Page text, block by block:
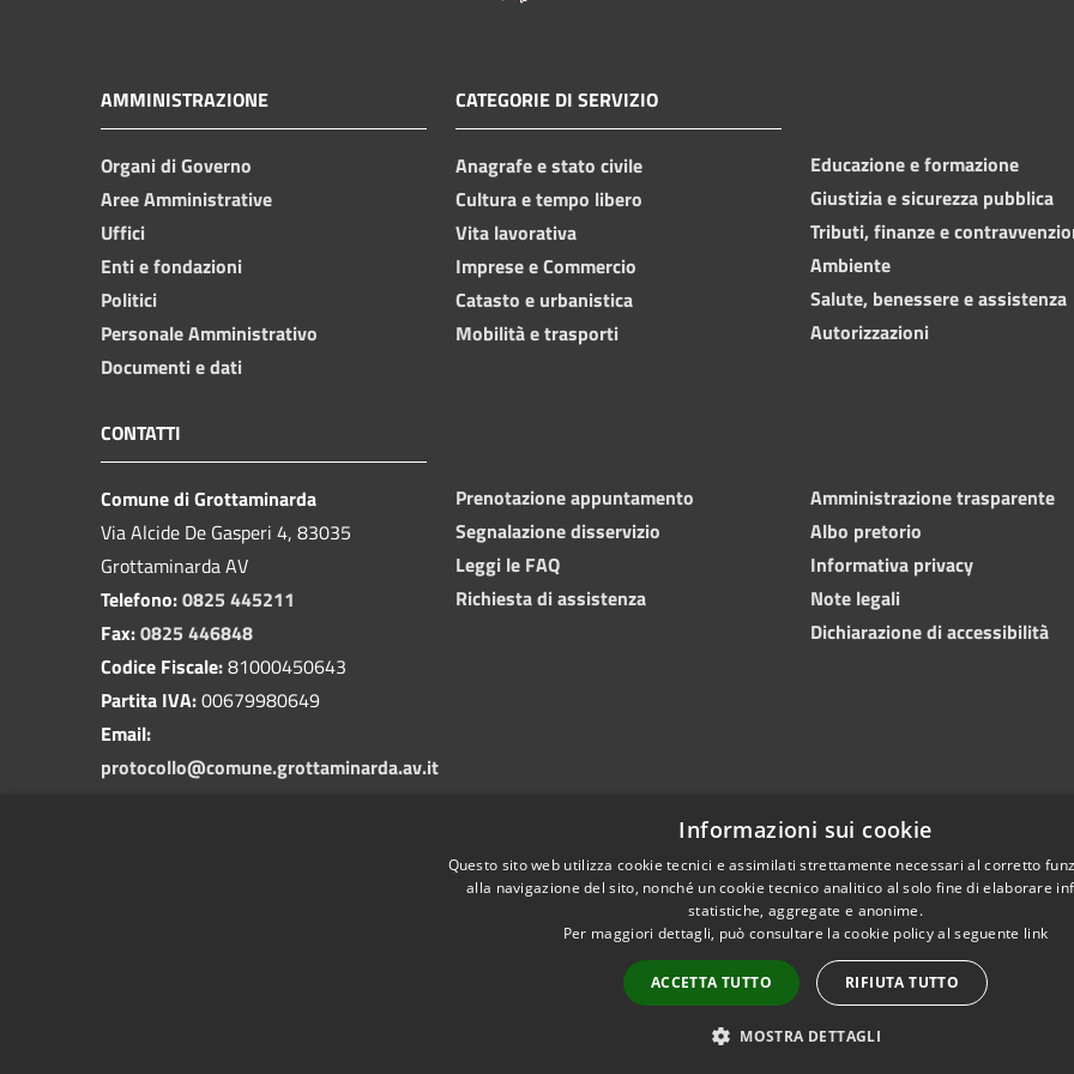
AMMINISTRAZIONE
Organi di Governo
Aree Amministrative
Uffici
Enti e fondazioni
Politici
Personale Amministrativo
Documenti e dati
CATEGORIE DI SERVIZIO
Anagrafe e stato civile
Cultura e tempo libero
Vita lavorativa
Imprese e Commercio
Catasto e urbanistica
Mobilità e trasporti
Educazione e formazione
Giustizia e sicurezza pubblica
Tributi, finanze e
Ambiente
Salute, benessere e assistenza
Autorizzazioni
CONTATTI
Comune di Grottaminarda
Via Alcide De Gasperi 4, 83035
Grottaminarda AV
Telefono:0825 445211
Fax:0825 446848
Codice Fiscale:81000450643
Partita IVA:00679980649
Email:
protocollo@comune.grottaminarda.av.it
Prenotazione appuntamento
Segnalazione disservizio
Leggi le FAQ
Richiesta di assistenza
Amministrazione trasparente
Albo pretorio
Informativa privacy
Note legali
Dichiarazione di accessibilità
Numeri utili PEC Copyright © 2024 •
Informazioni sui cookie
Questo sito web utilizza cookie tecnici e assimilati strettamente necessari al corretto
alla navigazione del sito, nonché un cookie tecnico analitico al solo fine di elaborare
statistiche, aggregate e anonime.
Per maggiori dettagli, può consultare la cookie policy al seguente link
ACCETTA TUTTO RIFIUTA TUTTO
MOSTRA DETTAGLI